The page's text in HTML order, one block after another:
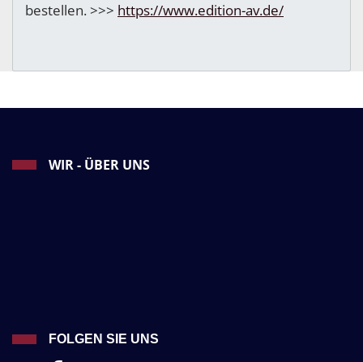
bestellen. >>> https://www.edition-av.de/
WIR - ÜBER UNS
FOLGEN SIE UNS